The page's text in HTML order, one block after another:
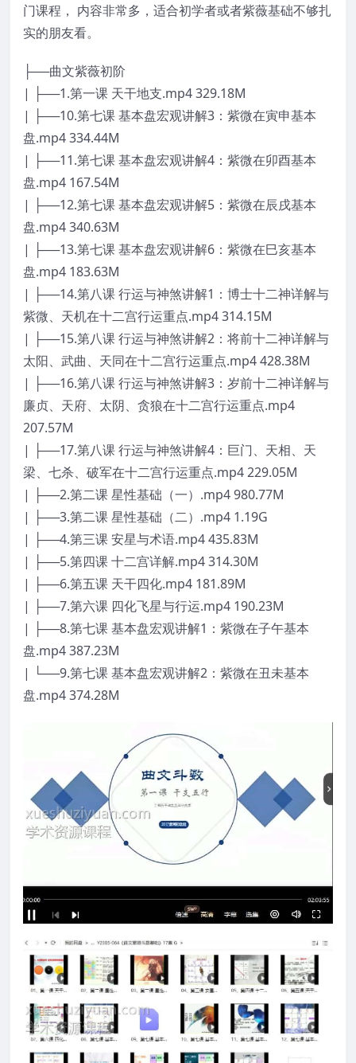
门课程， 内容非常多，适合初学者或者紫薇基础不够扎
实的朋友看。
├──曲文紫薇初阶
| ├──1.第一课 天干地支.mp4 329.18M
| ├──10.第七课 基本盘宏观讲解3：紫微在寅申基本
盘.mp4 334.44M
| ├──11.第七课 基本盘宏观讲解4：紫微在卯酉基本
盘.mp4 167.54M
| ├──12.第七课 基本盘宏观讲解5：紫微在辰戌基本
盘.mp4 340.63M
| ├──13.第七课 基本盘宏观讲解6：紫微在巳亥基本
盘.mp4 183.63M
| ├──14.第八课 行运与神煞讲解1：博士十二神详解与
紫微、天机在十二宫行运重点.mp4 314.15M
| ├──15.第八课 行运与神煞讲解2：将前十二神详解与
太阳、武曲、天同在十二宫行运重点.mp4 428.38M
| ├──16.第八课 行运与神煞讲解3：岁前十二神详解与
廉贞、天府、太阴、贪狼在十二宫行运重点.mp4
207.57M
| ├──17.第八课 行运与神煞讲解4：巨门、天相、天
梁、七杀、破军在十二宫行运重点.mp4 229.05M
| ├──2.第二课 星性基础（一）.mp4 980.77M
| ├──3.第二课 星性基础（二）.mp4 1.19G
| ├──4.第三课 安星与术语.mp4 435.83M
| ├──5.第四课 十二宫详解.mp4 314.30M
| ├──6.第五课 天干四化.mp4 181.89M
| ├──7.第六课 四化飞星与行运.mp4 190.23M
| ├──8.第七课 基本盘宏观讲解1：紫微在子午基本
盘.mp4 387.23M
| └──9.第七课 基本盘宏观讲解2：紫微在丑未基本
盘.mp4 374.28M